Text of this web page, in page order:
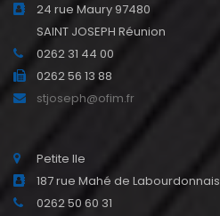
24 rue Maury 97480
SAINT JOSEPH Réunion
0262 31 44 00
0262 56 13 88
stjoseph@ofim.fr
Petite Ile
187 rue Mahé de Labourdonnais
0262 50 60 31